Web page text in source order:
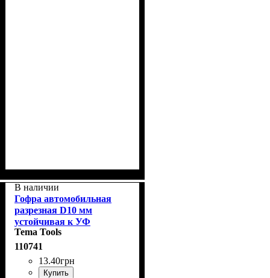
В наличии
Гофра автомобильная
разрезная D10 мм
устойчивая к УФ
-излучению
Tema Tools
110741
13.40грн
Купить